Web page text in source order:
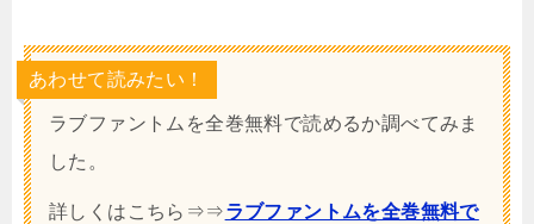
あわせて読みたい！
ラブファントムを全巻無料で読めるか調べてみま
した。
詳しくはこちら⇒⇒ラブファントムを全巻無料で